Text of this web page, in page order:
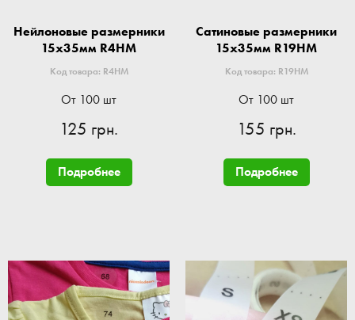
Нейлоновые размерники
15x35мм R4HM
Код товара: R4HM
От 100 шт
125 грн.
Подробнее
Сатиновые размерники
15x35мм R19HM
Код товара: R19HM
От 100 шт
155 грн.
Подробнее